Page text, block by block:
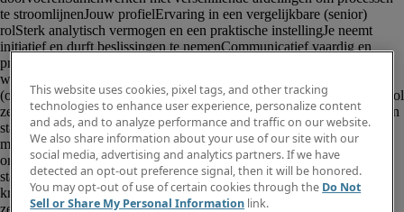
This website uses cookies, pixel tags, and other tracking
technologies to enhance user experience, personalize content
and ads, and to analyze performance and traffic on our website.
We also share information about your use of our site with our
social media, advertising and analytics partners. If we have
detected an opt-out preference signal, then it will be honored.
You may opt-out of use of certain cookies through the Do Not
Sell or Share My Personal Information link.